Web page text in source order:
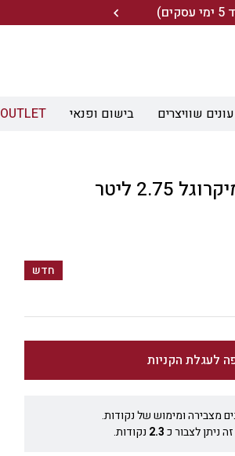
שוויצרים בישום ופנאי OUTLET
סיר להכנת אורז במיקרוגל 2.75 ליטר
חדש
לעגלת הקניות
מצבירה ומימוש של נקודות.
ניתן לצבור כ2.3 נקודות.